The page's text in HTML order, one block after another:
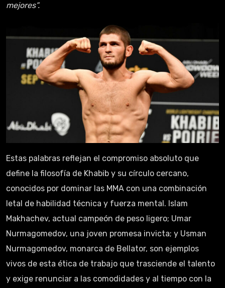
mejores”.
Estas palabras reflejan el compromiso absoluto que
define la filosofía de Khabib y su círculo cercano,
conocidos por dominar las MMA con una combinación
letal de habilidad técnica y fuerza mental. Islam
Makhachev, actual campeón de peso ligero; Umar
Nurmagomedov, una joven promesa invicta; y Usman
Nurmagomedov, monarca de Bellator, son ejemplos
vivos de esta ética de trabajo que trasciende el talento
y exige renunciar a las comodidades y al tiempo con la